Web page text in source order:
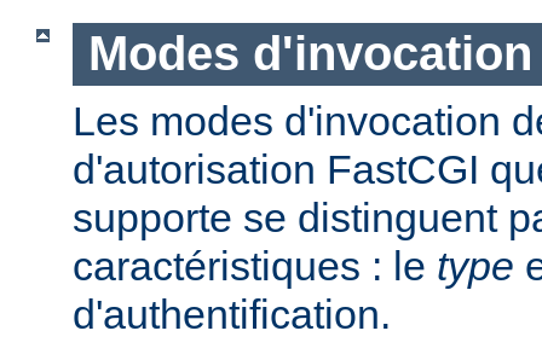
Modes d'invocation
Les modes d'invocation
d'autorisation FastCGI
supporte se distinguent
caractéristiques : le type
d'authentification.